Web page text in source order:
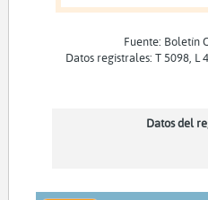
Fuente: Boletín
Datos registrales: T 5098, L
Datos del